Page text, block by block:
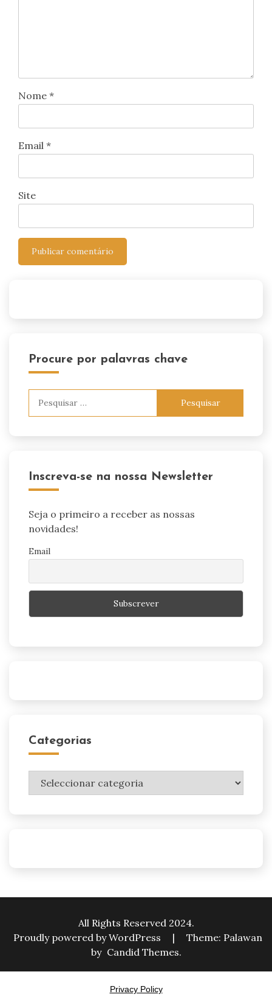
Nome *
Email *
Site
Procure por palavras chave
Inscreva-se na nossa Newsletter
Seja o primeiro a receber as nossas
novidades!
Email
Categorias
Categorias
All Rights Reserved 2024.
Proudly powered by WordPress
|
Theme: Palawan
by Candid Themes.
Privacy Policy